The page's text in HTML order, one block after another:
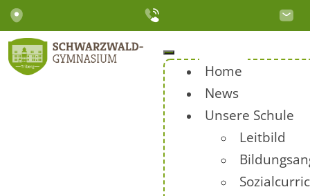
Home
News
Unsere Schule
Leitbild